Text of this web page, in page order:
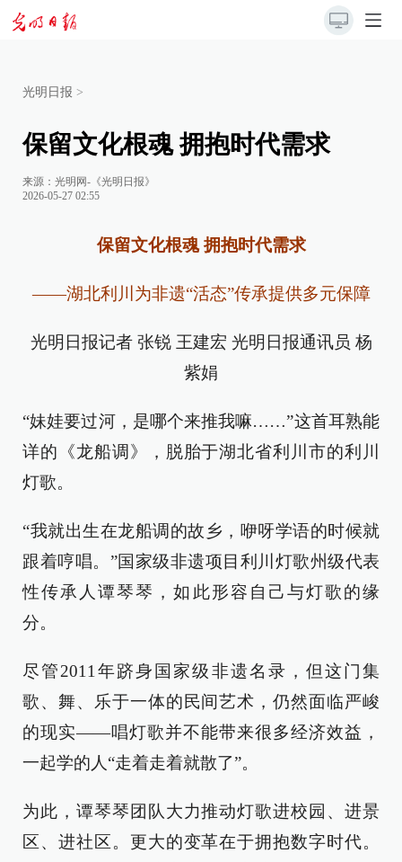
光明日报 >
保留文化根魂 拥抱时代需求
来源： 光明网-《光明日报》
2026-05-27 02:55
保留文化根魂 拥抱时代需求
——湖北利川为非遗“活态”传承提供多元保障
光明日报记者 张锐 王建宏 光明日报通讯员 杨
紫娟
“妹娃要过河，是哪个来推我嘛……”这首耳熟能
详的《龙船调》，脱胎于湖北省利川市的利川
灯歌。
“我就出生在龙船调的故乡，咿呀学语的时候就
跟着哼唱。”国家级非遗项目利川灯歌州级代表
性传承人谭琴琴，如此形容自己与灯歌的缘
分。
尽管2011年跻身国家级非遗名录，但这门集
歌、舞、乐于一体的民间艺术，仍然面临严峻
的现实——唱灯歌并不能带来很多经济效益，
一起学的人“走着走着就散了”。
为此，谭琴琴团队大力推动灯歌进校园、进景
区、进社区。更大的变革在于拥抱数字时代。